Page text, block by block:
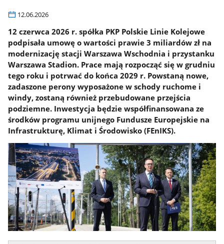
12.06.2026
12 czerwca 2026 r. spółka PKP Polskie Linie Kolejowe
podpisała umowę o wartości prawie 3 miliardów zł na
modernizację stacji Warszawa Wschodnia i przystanku
Warszawa Stadion. Prace mają rozpocząć się w grudniu
tego roku i potrwać do końca 2029 r. Powstaną nowe,
zadaszone perony wyposażone w schody ruchome i
windy, zostaną również przebudowane przejścia
podziemne. Inwestycja będzie współfinansowana ze
środków programu unijnego Fundusze Europejskie na
Infrastrukturę, Klimat i Środowisko (FEnIKS).